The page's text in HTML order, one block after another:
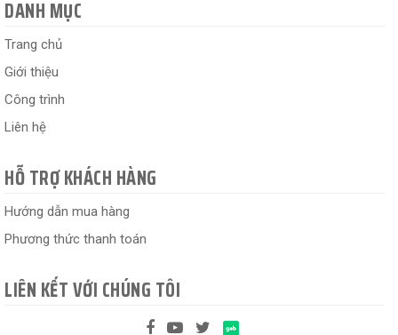
DANH MỤC
Trang chủ
Giới thiệu
Công trình
Liên hệ
HỖ TRỢ KHÁCH HÀNG
Hướng dẫn mua hàng
Phương thức thanh toán
LIÊN KẾT VỚI CHÚNG TÔI